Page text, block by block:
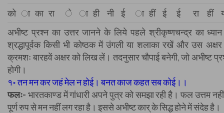
को ा का रा े ा ही नी ई ा हीं ई ई रा हीं
अभीष्ट प्रश्न का उत्तर जानने के लिये पहले श्रीकृष्णचन्द्र का
श्रद्धापूर्वक किसी भी कोष्ठक में उंगली या शलाका रखें और उस
क्रमशः बारहवें अक्षर को लिख लें। तदनुसार चौपाई बनेगी, जो अभीष्ट
होगी।
१॰ तन मन कर जहं मेल न होई। बनत काज कहत सब कोई।।
फलः- भारतकाण्ड में गांधारी अपने पुत्र को समझा रही है। फल उत्तम
पूर्ण रुप से मन नहीं लग रहा है। इससे अभीष्ट कार् के सिद्ध होने में संदेह है।